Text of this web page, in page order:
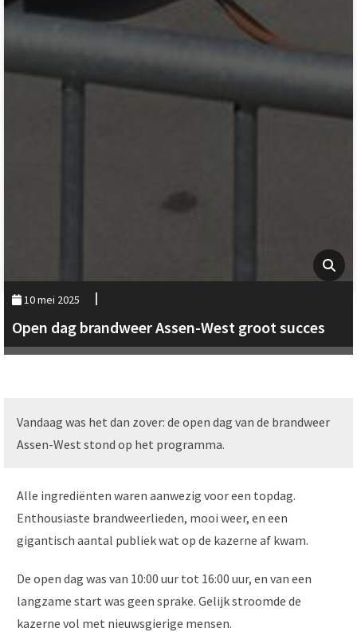
10 mei 2025
Open dag brandweer Assen-West groot succes
Vandaag was het dan zover: de open dag van de brandweer
Assen-West stond op het programma.
Alle ingrediënten waren aanwezig voor een topdag.
Enthousiaste brandweerlieden, mooi weer, en een
gigantisch aantal publiek wat op de kazerne af kwam.
De open dag was van 10:00 uur tot 16:00 uur, en van een
langzame start was geen sprake. Gelijk stroomde de
kazerne vol met nieuwsgierige mensen.